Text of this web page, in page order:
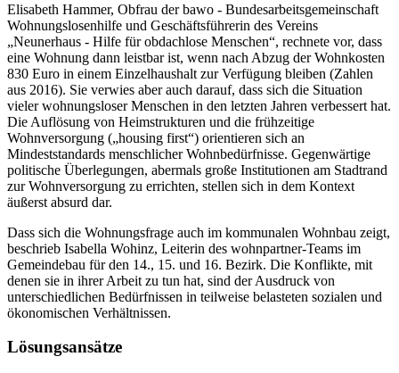
Elisabeth Hammer, Obfrau der bawo - Bundesarbeitsgemeinschaft
Wohnungslosenhilfe und Geschäftsführerin des Vereins
„Neunerhaus - Hilfe für obdachlose Menschen“, rechnete vor, dass
eine Wohnung dann leistbar ist, wenn nach Abzug der Wohnkosten
830 Euro in einem Einzelhaushalt zur Verfügung bleiben (Zahlen
aus 2016). Sie verwies aber auch darauf, dass sich die Situation
vieler wohnungsloser Menschen in den letzten Jahren verbessert hat.
Die Auflösung von Heimstrukturen und die frühzeitige
Wohnversorgung („housing first“) orientieren sich an
Mindeststandards menschlicher Wohnbedürfnisse. Gegenwärtige
politische Überlegungen, abermals große Institutionen am Stadtrand
zur Wohnversorgung zu errichten, stellen sich in dem Kontext
äußerst absurd dar.
Dass sich die Wohnungsfrage auch im kommunalen Wohnbau zeigt,
beschrieb Isabella Wohinz, Leiterin des wohnpartner-Teams im
Gemeindebau für den 14., 15. und 16. Bezirk. Die Konflikte, mit
denen sie in ihrer Arbeit zu tun hat, sind der Ausdruck von
unterschiedlichen Bedürfnissen in teilweise belasteten sozialen und
ökonomischen Verhältnissen.
Lösungsansätze